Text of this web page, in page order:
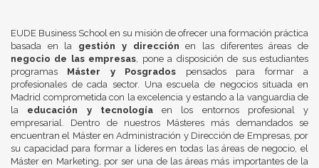
EUDE Business School en su misión de ofrecer una formación práctica
basada en la gestión y dirección en las diferentes áreas de
negocio de las empresas, pone a disposición de sus estudiantes
programas Máster y Posgrados pensados para formar a
profesionales de cada sector. Una escuela de negocios situada en
Madrid comprometida con la excelencia y estando a la vanguardia de
la educación y tecnologíaen los entornos profesional y
empresarial. Dentro de nuestros Másteres más demandados se
encuentran el Máster en Administración y Dirección de Empresas, por
su capacidad para formar a líderes en todas las áreas de negocio, el
Máster en Marketing, por ser una de las áreas más importantes de la